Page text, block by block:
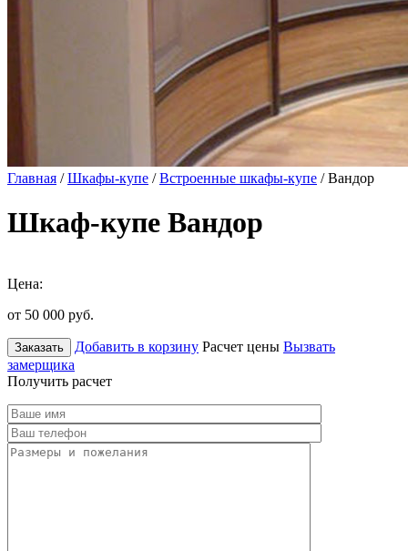
Главная /Шкафы-купе /Встроенные шкафы-купе / Вандор
Шкаф-купе Вандор
Цена:
от 50 000 руб.
Заказать Добавить в корзину Расчет цены Вызвать
замерщика
Получить расчет